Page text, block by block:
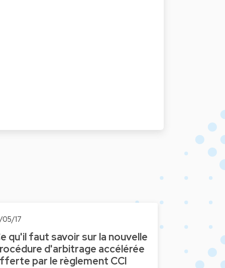
05/17
qu'il faut savoir sur la nouvelle
d'arbitrage accélérée
par le règlement CCI